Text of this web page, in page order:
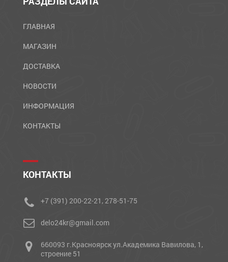
ГЛАВНАЯ
МАГАЗИН
ДОСТАВКА
НОВОСТИ
ИНФОРМАЦИЯ
КОНТАКТЫ
КОНТАКТЫ
+7 (391) 200-22-21, 278-51-75
delo24kr@gmail.com
660093 г.Красноярск ул.Академика Вавилова, 1,
строение 51